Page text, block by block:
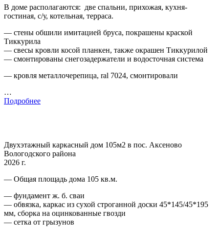
В доме располагаются: две спальни, прихожая, кухня-
гостиная, с/у, котельная, терраса.
— стены обшили имитацией бруса, покрашены краской
Тиккурила
— свесы кровли косой планкен, также окрашен Тиккурилой
— смонтированы снегозадержатели и водосточная система
— кровля металлочерепица, ral 7024, смонтировали
…
Подробнее
Двухэтажный каркасный дом 105м2 в пос. Аксеново
Вологодского района
2026 г.
— Общая площадь дома 105 кв.м.
— фундамент ж. б. сваи
— обвязка, каркас из сухой строганной доски 45*145/45*195
мм, сборка на оцинкованные гвозди
— сетка от грызунов